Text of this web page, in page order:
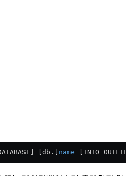
[db.] name [INTO